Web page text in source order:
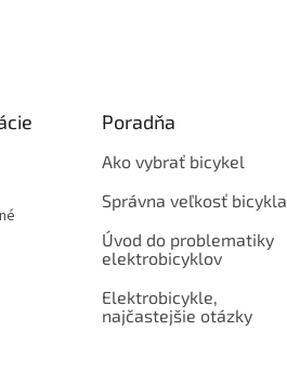
Poradňa
Ako vybrať bicykel
Správna veľkosť bicykla
Úvod do problematiky
elektrobicyklov
Elektrobicykle,
najčastejšie otázky